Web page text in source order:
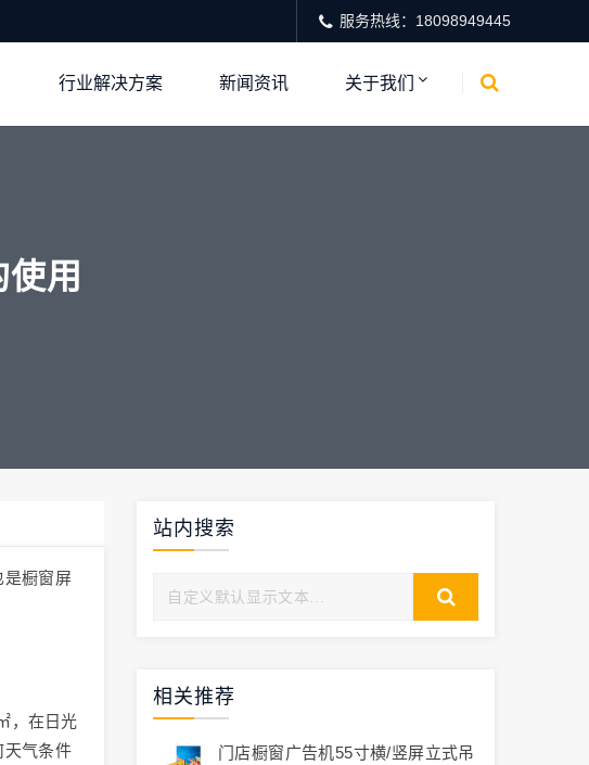
服务热线：18098949445
行业解决方案 新闻资讯 关于我们
用
是橱窗屏
，在日光
天气条件
站内搜索
相关推荐
门店橱窗广告机55寸横/竖屏立式吊